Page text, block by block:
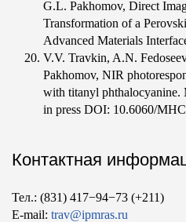
G.L. Pakhomov, Direct
Transformation of a
Advanced Materials
V.V. Travkin, A.N.
Pakhomov, NIR
with titanyl phthalocyanine.
in press DOI: 10.6060/
Контактная
Тел.: (831) 417−94−73 (+211)
E-mail: trav@ipmras.ru